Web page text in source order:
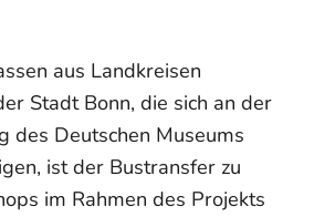
aus Landkreisen
Stadt Bonn, die sich an der
des Deutschen Museums
ist der Bustransfer zu
im Rahmen des Projekts